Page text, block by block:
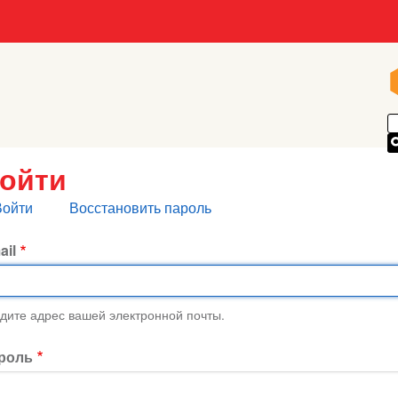
Восстановить пароль
адрес вашей электронной почты.